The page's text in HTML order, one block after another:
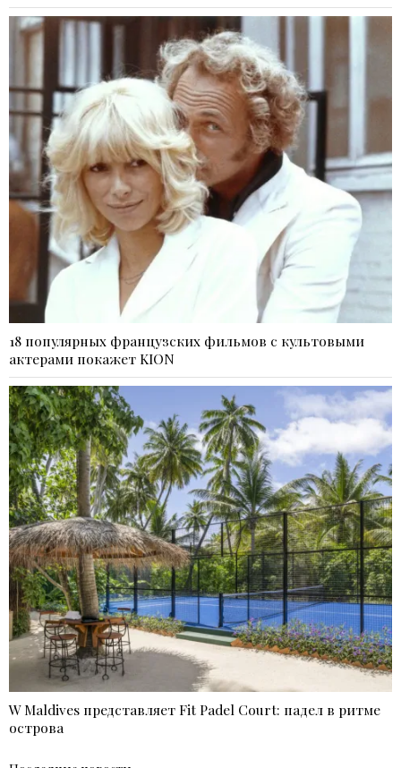
18 популярных французских фильмов с культовыми
актерами покажет KION
W Maldives представляет Fit Padel Court: падел в ритме
острова